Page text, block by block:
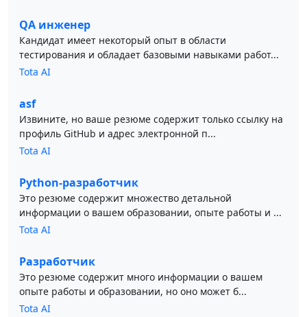
QA инженер
Кандидат имеет некоторый опыт в области
тестирования и обладает базовыми навыками работ...
Tota AI
asf
Извините, но ваше резюме содержит только ссылку на
профиль GitHub и адрес электронной п...
Tota AI
Python-разработчик
Это резюме содержит множество детальной
информации о вашем образовании, опыте работы и ...
Tota AI
Разработчик
Это резюме содержит много информации о вашем
опыте работы и образовании, но оно может б...
Tota AI